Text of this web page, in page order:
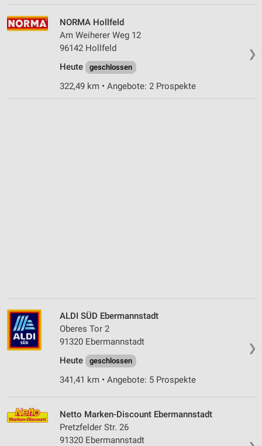
❯
NORMA Hollfeld
Am Weiherer Weg 12
96142 Hollfeld
Heute
geschlossen
322,49 km • Angebote: 2 Prospekte
❯
ALDI SÜD Ebermannstadt
Oberes Tor 2
91320 Ebermannstadt
Heute
geschlossen
341,41 km • Angebote: 5 Prospekte
Netto Marken-Discount Ebermannstadt
Pretzfelder Str. 26
91320 Ebermannstadt